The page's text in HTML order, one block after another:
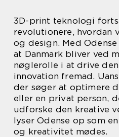
3D-print teknologi
revolutionere, hvordan
og design. Med
at Danmark bliver ved
nøglerolle i at drive
innovation fremad.
der søger at optimere
eller en privat person,
udforske den kreative
lyser Odense op som
og kreativitet mødes.